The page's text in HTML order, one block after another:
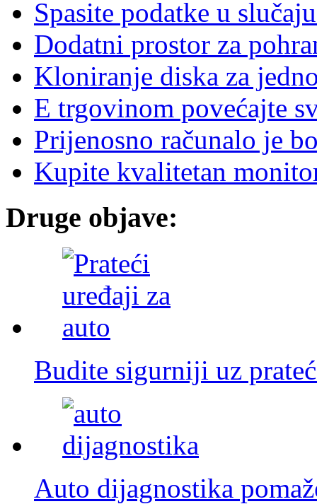
Spasite podatke u
Dodatni prostor za
Kloniranje diska za
E trgovinom povećajte
Prijenosno računalo je
Kupite kvalitetan
Druge objave:
Budite sigurniji uz
Auto dijagnostika